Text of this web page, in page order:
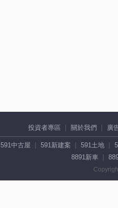
投資者專區 關於我們 廣
591中古屋 591新建案 591土地
8891新車